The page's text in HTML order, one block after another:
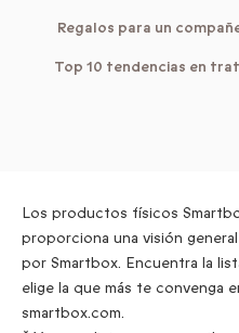
Regalos para un
Top 10 tendencias en
Los productos físicos
proporciona una visión
por Smartbox. Encuentra la
elige la que más te convenga
smartbox.com.